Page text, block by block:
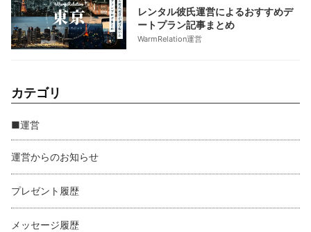
レンタル彼氏運営によるおすすめデ
ートプラン記事まとめ
WarmRelation運営
カテゴリ
■運営
運営からのお知らせ
プレゼント履歴
メッセージ履歴